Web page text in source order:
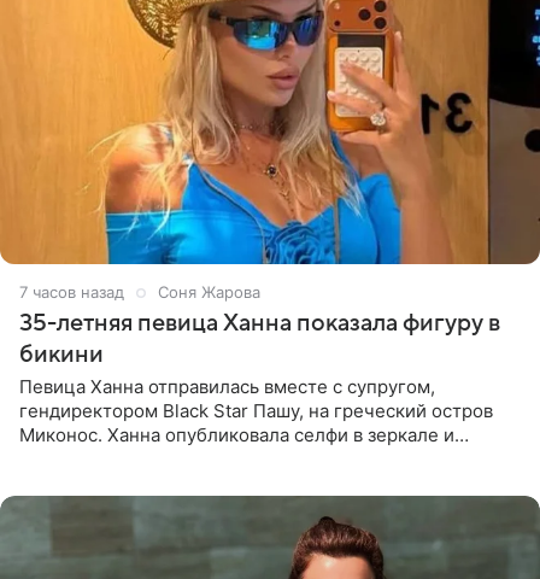
7 часов назад Соня Жарова
35-летняя певица Ханна показала фигуру в
бикини
Певица Ханна отправилась вместе с супругом,
гендиректором Black Star Пашу, на греческий остров
Миконос. Ханна опубликовала селфи в зеркале и